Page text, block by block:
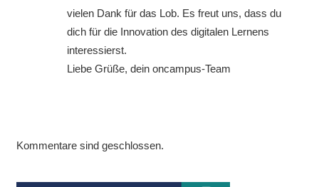
vielen Dank für das Lob. Es freut uns, dass du
dich für die Innovation des digitalen Lernens
interessierst.
Liebe Grüße, dein oncampus-Team
Kommentare sind geschlossen.